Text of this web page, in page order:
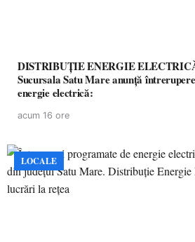
DISTRIBUȚIE ENERGIE
Sucursala Satu Mare anunţă
energie electrică:
acum 16 ore
LOCALE